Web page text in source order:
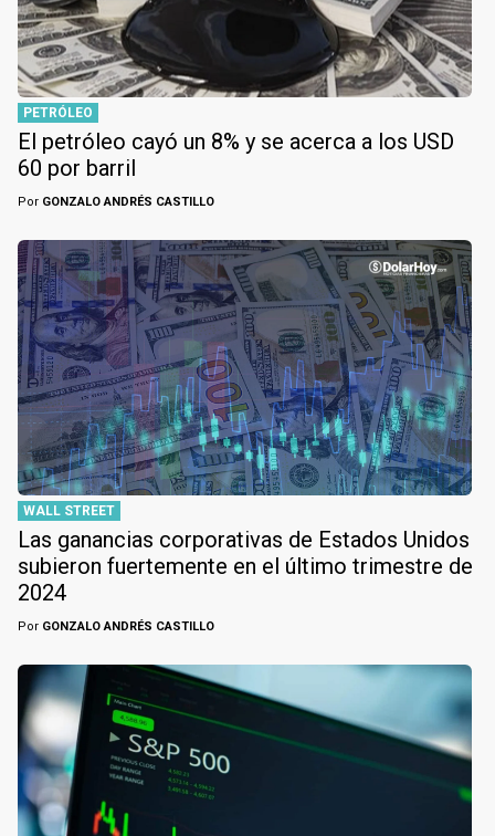
PETRÓLEO
El petróleo cayó un 8% y se acerca a los USD
60 por barril
Por GONZALO ANDRÉS CASTILLO
WALL STREET
Las ganancias corporativas de Estados Unidos
subieron fuertemente en el último trimestre de
2024
Por GONZALO ANDRÉS CASTILLO